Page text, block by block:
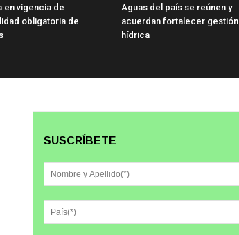
en vigencia de
obligatoria de
Aguas del país se reúnen y
acuerdan fortalecer gestión
hídrica
SUSCRÍBETE